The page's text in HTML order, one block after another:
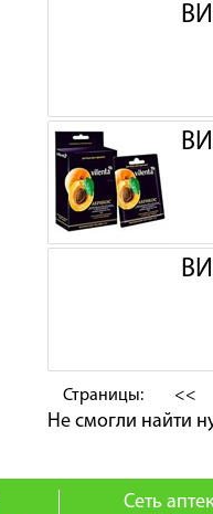
Страницы: <<
Не смогли найти
Сеть